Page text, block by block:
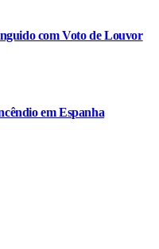
com Voto de Louvor
em Espanha